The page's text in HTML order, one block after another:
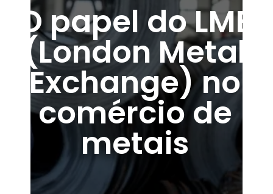
O papel do LME
(London Metal
Exchange) no
comércio de
metais